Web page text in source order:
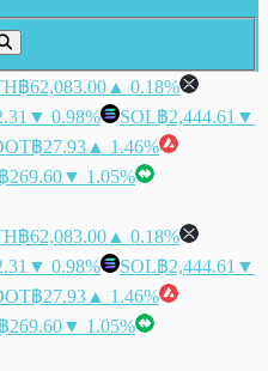
฿62,083.00 ▲ 0.18%
▼ 0.98% SOL฿2,444.61 ▼
฿27.93 ▲ 1.46%
฿269.60▼ 1.05%
฿62,083.00 ▲ 0.18%
▼ 0.98% SOL฿2,444.61 ▼
฿27.93 ▲ 1.46%
฿269.60▼ 1.05%